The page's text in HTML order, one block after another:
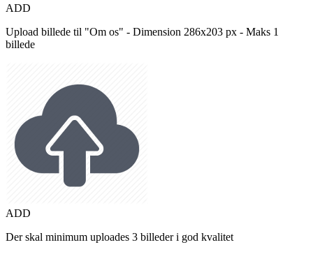
ADD
Upload billede til "Om os" - Dimension 286x203 px - Maks 1
billede
ADD
Der skal minimum uploades 3 billeder i god kvalitet